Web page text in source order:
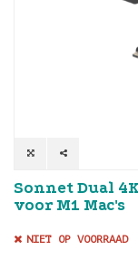
Sonnet Dual
voor M1 Mac's
NIET OP VOORRAAD